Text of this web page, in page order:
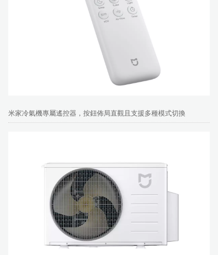
米家冷氣機專屬遙控器，按鈕佈局直觀且支援多種模式切換